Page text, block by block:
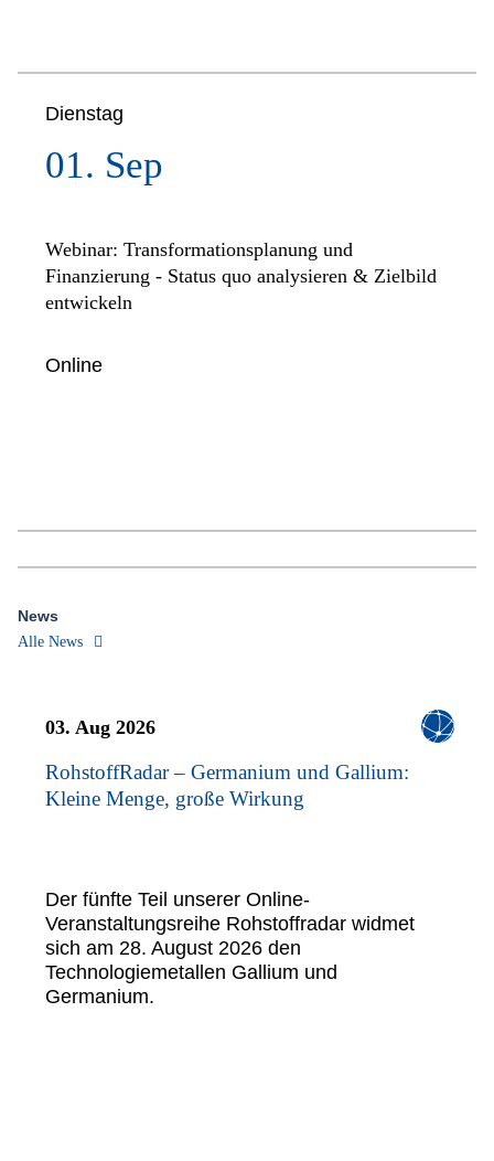
Dienstag
01. Sep
Webinar: Transformationsplanung und
Finanzierung - Status quo analysieren & Zielbild
entwickeln
Online
News
Alle News
03. Aug 2026
RohstoffRadar – Germanium und Gallium:
Kleine Menge, große Wirkung
Der fünfte Teil unserer Online-
Veranstaltungsreihe Rohstoffradar widmet
sich am 28. August 2026 den
Technologiemetallen Gallium und
Germanium.